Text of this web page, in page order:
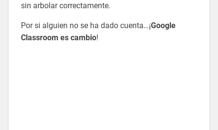
sin arbolar correctamente.
Por si alguien no se ha dado cuenta…¡Google
Classroom es cambio!